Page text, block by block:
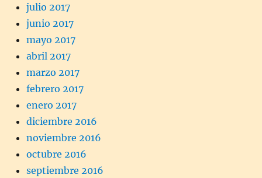
julio 2017
junio 2017
mayo 2017
abril 2017
marzo 2017
febrero 2017
enero 2017
diciembre 2016
noviembre 2016
octubre 2016
septiembre 2016